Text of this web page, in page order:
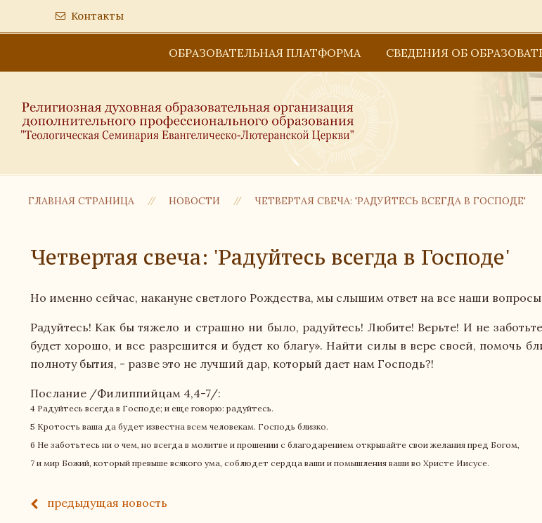
Контакты
ОБРАЗОВАТЕЛЬНАЯ ПЛАТФОРМА СВЕДЕНИЯ ОБ
Структура и органы
Документы
Материально-
Стипендия и меры
Вакантные места для
ГЛАВНАЯ СТРАНИЦА НОВОСТИ ЧЕТВЕРТАЯ СВЕЧА: 'РАДУЙТЕСЬ ВСЕГДА В ГОСПОДЕ'
Четвертая свеча: 'Радуйтесь всегда в Господе'
Но именно сейчас, накануне светлого Рождества, мы слышим ответ на все наши
Радуйтесь! Как бы тяжело и страшно ни было, радуйтесь! Любите! Верьте! И не
будет хорошо, и все разрешится и будет ко благу». Найти силы в вере своей, помочь
полноту бытия, - разве это не лучший дар, который дает нам Господь?!
Послание /Филиппийцам 4,4-7/:
4 Радуйтесь всегда в Господе; и еще говорю: радуйтесь.
5 Кротость ваша да будет известна всем человекам. Господь близко.
6 Не заботьтесь ни о чем, но всегда в молитве и прошении с благодарением открывайте свои желания пред Богом,
7 и мир Божий, который превыше всякого ума, соблюдет сердца ваши и помышления ваши во Христе Иисусе.
предыдущая новость